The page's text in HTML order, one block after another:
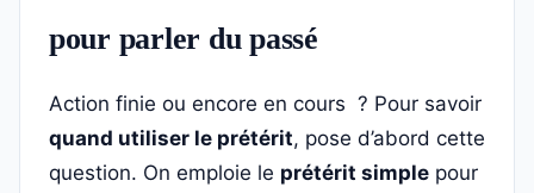
pour parler du passé
Action finie ou encore en cours ? Pour savoir
quand utiliser le prétérit, pose d’abord cette
question. On emploie le prétérit simple pour